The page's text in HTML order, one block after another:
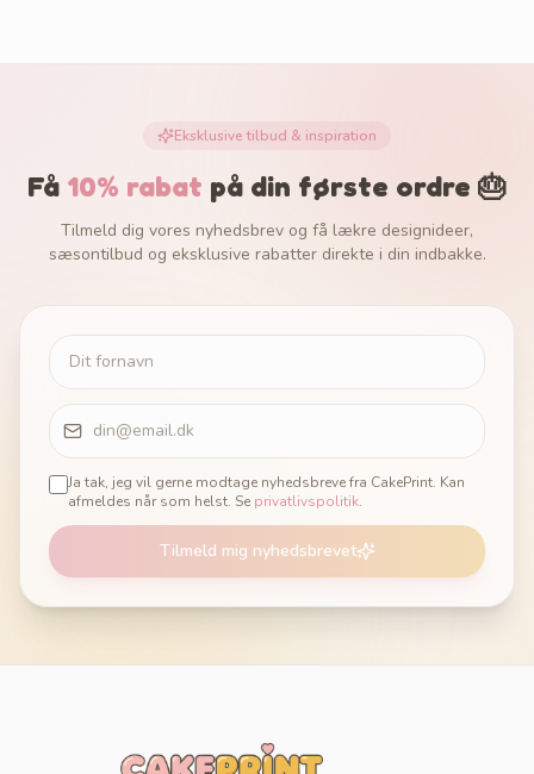
Eksklusive tilbud & inspiration
Få 10% rabat på din første ordre 🎂
Tilmeld dig vores nyhedsbrev og få lækre designideer,
sæsontilbud og eksklusive rabatter direkte i din indbakke.
Ja tak, jeg vil gerne modtage nyhedsbreve fra CakePrint. Kan
afmeldes når som helst. Se privatlivspolitik.
Tilmeld mig nyhedsbrevet